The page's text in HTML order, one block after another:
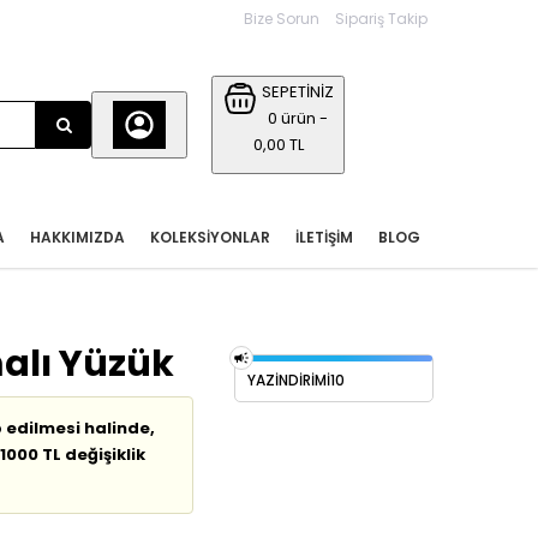
Bize Sorun Sipariş Takip
SEPETİNİZ
0 ürün -
0,00 TL
BLOG
İLETIŞIM
KOLEKSIYONLAR
HAKKIMIZDA
Yüzük
halinde,
TL değişiklik
YAZİNDİRİMİ10